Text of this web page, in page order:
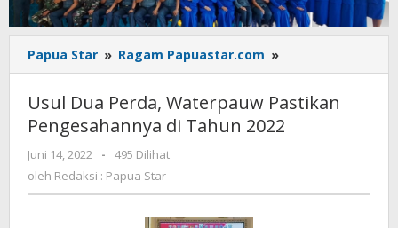
Papua Star » Ragam Papuastar.com »
Dua
Waterpauw
Pastikan
Usul Dua Perda, Waterpauw Pastikan
Pengesahannya di Tahun 2022
Juni 14, 2022
oleh
Redaksi
-
495 Dilihat
oleh Redaksi : Papua Star